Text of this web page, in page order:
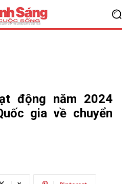
động năm 2024
gia về chuyển